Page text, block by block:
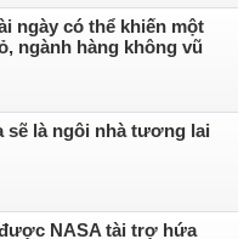
ngày có thể khiến một
ngành hàng không vũ
sẽ là ngôi nhà tương lai
NASA tài trợ hứa